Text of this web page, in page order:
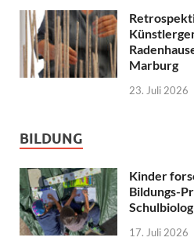
Marburg
23. Juli 2026
BILDUNG
Kinder
Bildungs-
17. Juli 2026